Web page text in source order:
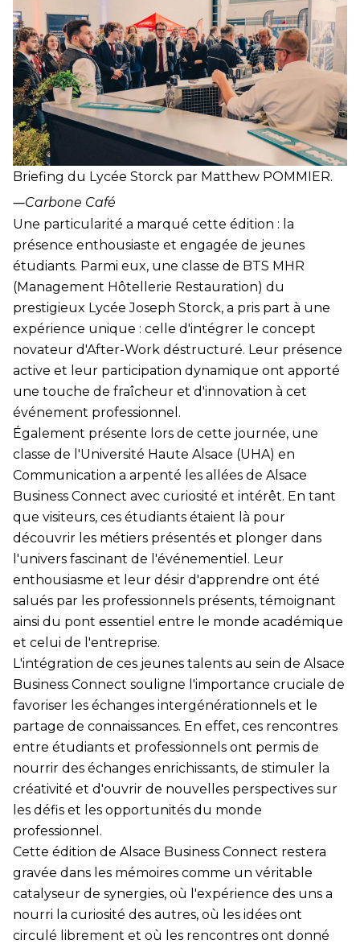
Briefing du Lycée Storck par Matthew POMMIER.
―Carbone Café
Une particularité a marqué cette édition : la
présence enthousiaste et engagée de jeunes
étudiants. Parmi eux, une classe de BTS MHR
(Management Hôtellerie Restauration) du
prestigieux Lycée Joseph Storck, a pris part à une
expérience unique : celle d'intégrer le concept
novateur d'After-Work déstructuré. Leur présence
active et leur participation dynamique ont apporté
une touche de fraîcheur et d'innovation à cet
événement professionnel.
Également présente lors de cette journée, une
classe de l'Université Haute Alsace (UHA) en
Communication a arpenté les allées de Alsace
Business Connect avec curiosité et intérêt. En tant
que visiteurs, ces étudiants étaient là pour
découvrir les métiers présentés et plonger dans
l'univers fascinant de l'événementiel. Leur
enthousiasme et leur désir d'apprendre ont été
salués par les professionnels présents, témoignant
ainsi du pont essentiel entre le monde académique
et celui de l'entreprise.
L'intégration de ces jeunes talents au sein de Alsace
Business Connect souligne l'importance cruciale de
favoriser les échanges intergénérationnels et le
partage de connaissances. En effet, ces rencontres
entre étudiants et professionnels ont permis de
nourrir des échanges enrichissants, de stimuler la
créativité et d'ouvrir de nouvelles perspectives sur
les défis et les opportunités du monde
professionnel.
Cette édition de Alsace Business Connect restera
gravée dans les mémoires comme un véritable
catalyseur de synergies, où l'expérience des uns a
nourri la curiosité des autres, où les idées ont
circulé librement et où les rencontres ont donné